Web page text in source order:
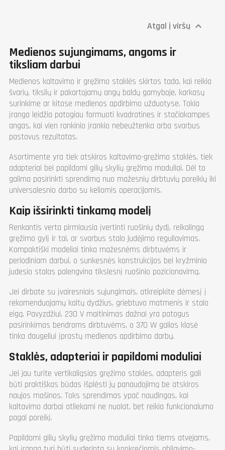
Garantija
1 metų
Atgal į viršų 
Medienos sujungimams, angoms ir
tiksliam darbui
Medienos kaltavimo ir gręžimo staklės skirtos tada, kai reikia
švarių, tikslių ir pakartojamų angų baldų gamyboje, karkasų
surinkime ar kitose medienos apdirbimo užduotyse. Tokia
įranga leidžia patogiau formuoti kvadratines ir stačiakampes
angas, kai vien rankinio įrankio nebeužtenka arba svarbus
pastovus rezultatas.
Asortimente yra tiek atskiros kaltavimo-gręžimo staklės, tiek
adapteriai bei papildomi gilių skylių gręžimo moduliai. Dėl to
galima pasirinkti sprendimą nuo mažesnių dirbtuvių poreikių iki
universalesnio darbo su keliomis operacijomis.
Kaip išsirinkti tinkamą modelį
Renkantis verta pirmiausia įvertinti ruošinių dydį, reikalingą
gręžimo gylį ir tai, ar svarbus stalo judėjimo reguliavimas.
Kompaktiški modeliai tinka mažesnėms dirbtuvėms ir
periodiniam darbui, o sunkesnės konstrukcijos bei kryžminio
judesio stalas palengvina tikslesnį ruošinio pozicionavimą.
Jei dirbate su įvairesniais sujungimais, atkreipkite dėmesį į
rekomenduojamų kaltų dydžius, griebtuvo matmenis ir stalo
eigą. Pavyzdžiui, 230 V maitinimas dažnai yra patogus
pasirinkimas bendroms dirbtuvėms, o 370 W galios klasė
tinka daugeliui įprastų medienos apdirbimo darbų.
Staklės, adapteriai ir papildomi moduliai
Jei jau turite vertikaliąsias gręžimo stakles, adapteris gali
būti praktiškas būdas išplėsti jų panaudojimą be atskiros
naujos mašinos. Toks sprendimas ypač naudingas, kai
kaltavimo darbai atliekami ne nuolat, bet reikia funkcionalumo
pagal poreikį.
Papildomi gilių skylių gręžimo moduliai tinka tiems atvejams,